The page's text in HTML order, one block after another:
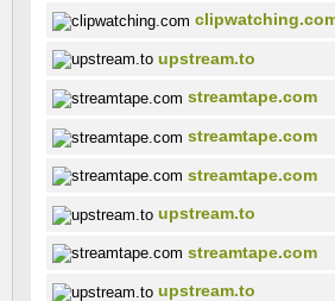
upstream.to
streamtape.com
streamtape.com
streamtape.com
upstream.to
streamtape.com
upstream.to